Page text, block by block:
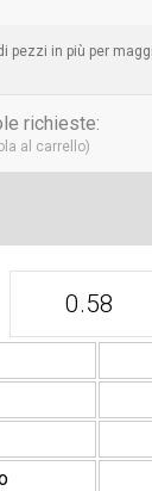
pezzi in più per
richieste:
al carrello)
11,5x23
Azulejo
con
quantità